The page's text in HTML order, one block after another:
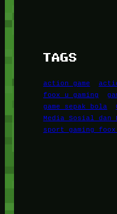
TAGS
action game
foox u gaming
game sepak bola
Media Sosial dan
sport gaming